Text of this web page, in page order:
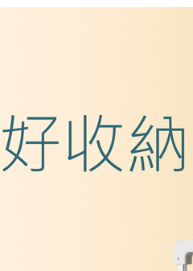
貨到付款